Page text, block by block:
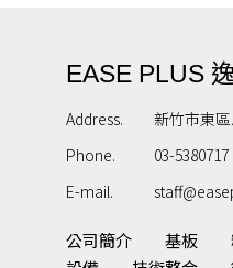
EASE PLUS
Address.
新竹市東
Phone.
03-5380717
E-mail.
公司簡介 基板